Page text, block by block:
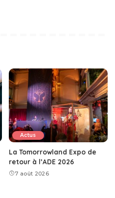
Actus
La Tomorrowland Expo de
retour à l’ADE 2026
7 août 2026